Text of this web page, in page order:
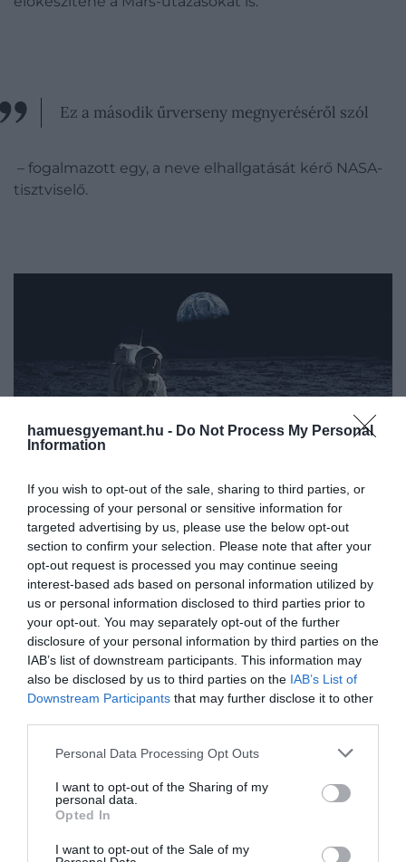
hamuesgyemant.hu - Do Not Process My Personal
Information
If you wish to opt-out of the sale, sharing to third parties, or
processing of your personal or sensitive information for
targeted advertising by us, please use the below opt-out
section to confirm your selection. Please note that after your
opt-out request is processed you may continue seeing
interest-based ads based on personal information utilized by
us or personal information disclosed to third parties prior to
your opt-out. You may separately opt-out of the further
disclosure of your personal information by third parties on the
IAB’s list of downstream participants. This information may
also be disclosed by us to third parties on the IAB’s List of
Downstream Participants that may further disclose it to other
Please note that this website/app uses one or more Google
not limited to your visit or usage behaviour. You may click to
grant or deny consent to Google and its third-party tags to
use your data for below specified purposes in below Google
consent section.
Personal Data Processing Opt Outs
I want to opt-out of the Sharing of my
personal data.
Opted In
I want to opt-out of the Sale of my
Ez a második űrverseny megnyeréséről szól
– fogalmazott egy, a neve elhallgatását kérő NASA-
tisztviselő.
Fotó:Artsiom P/Shutterstock
Még több hír!
Új rekord a Marson: a NASA járműve
minden eddiginél messzebb jutott
A hírek szerint a nukleáris reaktorhoz kapcsolódó
direktíva előírja, hogya NASA 60 napon belül
kezdjen iparági egyeztetéseket. A kivitelezést 2030-
ra tervezik – ez nem véletlenül esik egybe azzal az
küldeni a Holdra. A dokumentumok szerint az